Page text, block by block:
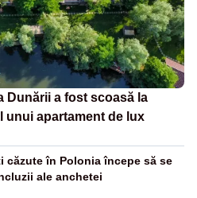
Dunării a fost scoasă la
unui apartament de lux
căzute în Polonia începe să se
ale anchetei